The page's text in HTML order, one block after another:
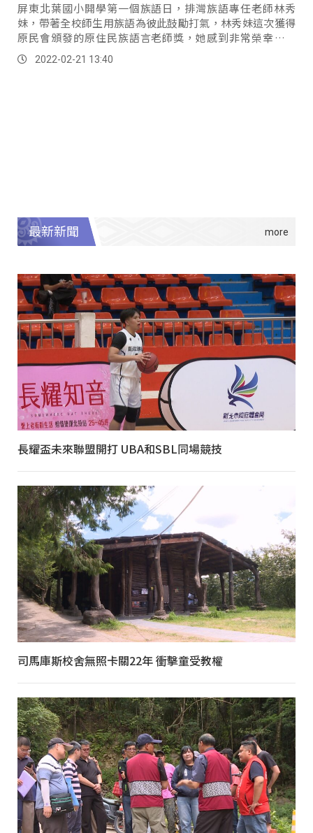
屏東北葉國小開學第一個族語日，排灣族語專任老師林秀
妹，帶著全校師生用族語為彼此鼓勵打氣，林秀妹這次獲得
原民會頒發的原住民族語言老師獎，她感到非常榮幸及幸
運，因為背後有許多人支持著她推動族語工作。
2022-02-21 13:40
最新新聞
長耀盃未來聯盟開打 UBA和SBL同場競技
司馬庫斯校舍無照卡關22年 衝擊童受教權